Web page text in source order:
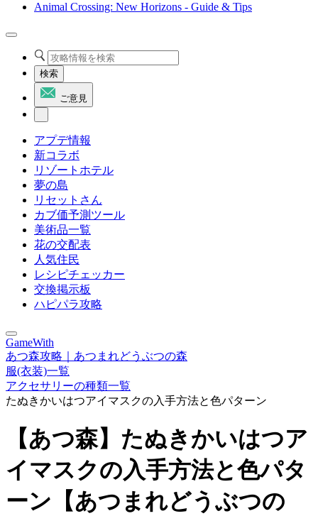
Animal Crossing: New Horizons - Guide & Tips
検索
ご意見
アプデ情報
新コラボ
リゾートホテル
夢の島
リセットさん
カブ価予測ツール
美術品一覧
花の交配表
人気住民
レシピチェッカー
交換掲示板
ハピパラ攻略
GameWith
あつ森攻略｜あつまれどうぶつの森
服(衣装)一覧
アクセサリーの種類一覧
たぬきかいはつアイマスクの入手方法と色パターン
【あつ森】たぬきかいはつア
イマスクの入手方法と色パタ
ーン【あつまれどうぶつの